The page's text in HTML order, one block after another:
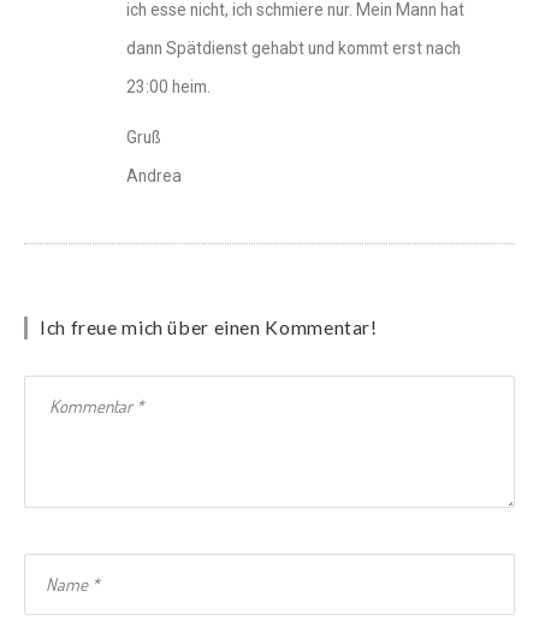
ich esse nicht, ich schmiere nur. Mein Mann hat
dann Spätdienst gehabt und kommt erst nach
23:00 heim.
Gruß
Andrea
Ich freue mich über einen Kommentar!